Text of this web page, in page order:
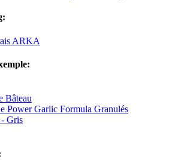
ARKA
Bâteau
Power Garlic Formula Granulés
Gris